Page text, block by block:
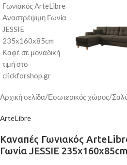
Αρχική σελίδα/Εσωτερικός χώρος/
ArteLibre
Καναπές Γωνιακός
Γωνία JESSIE